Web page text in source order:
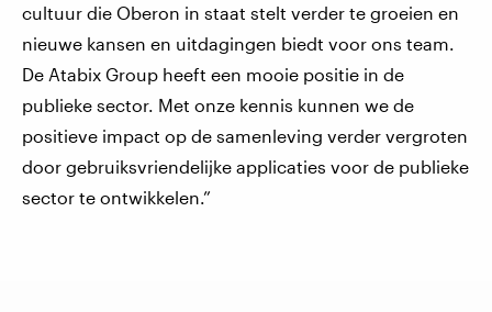
cultuur die Oberon in staat stelt verder te groeien en
nieuwe kansen en uitdagingen biedt voor ons team.
De Atabix Group heeft een mooie positie in de
publieke sector. Met onze kennis kunnen we de
positieve impact op de samenleving verder vergroten
door gebruiksvriendelijke applicaties voor de publieke
sector te ontwikkelen.”